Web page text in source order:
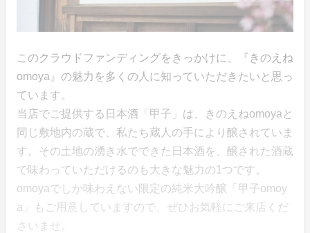
このクラウドファンディングをきっかけに、『きのえね
omoya』の魅力を多くの人に知っていただきたいと思っ
ています。
当店でご提供する日本酒「甲子」は、きのえねomoyaと
同じ敷地内の蔵で、私たち蔵人の手により醸されていま
す。その土地の湧き水でできた日本酒を、醸された酒蔵
で味わっていただけるのも大きな魅力の1つです。
omoyaでしか味わえない限定の純米大吟醸「甲子omoy
a」もご用意していますので、ぜひお気軽にご来店くだ
さいませ。